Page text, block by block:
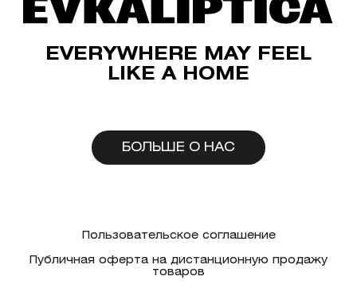
EVERYWHERE MAY FEEL
LIKE A HOME
БОЛЬШЕ О НАС
Пользовательское соглашение
Публичная оферта на дистанционную продажу
товаров